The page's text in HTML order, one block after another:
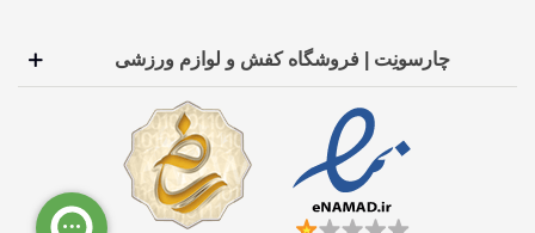
چارسونِت | فروشگاه کفش و لوازم ورزشی